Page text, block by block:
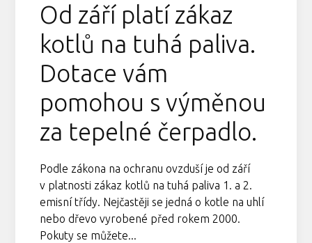
Od září platí zákaz
kotlů na tuhá paliva.
Dotace vám
pomohou s výměnou
za tepelné čerpadlo.
Podle zákona na ochranu ovzduší je od září
v platnosti zákaz kotlů na tuhá paliva 1. a 2.
emisní třídy. Nejčastěji se jedná o kotle na uhlí
nebo dřevo vyrobené před rokem 2000.
Pokuty se můžete...